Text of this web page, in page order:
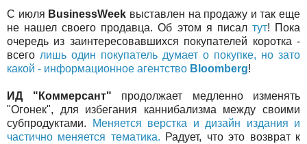
С июля BusinessWeek выставлен на продажу и так еще
не нашел своего продавца. Об этом я писал тут! Пока
очередь из заинтересовавшихся покупателей коротка -
всего лишь один покупатель думает о покупке, но зато
какой - информационное агентство Bloomberg!
ИД "Коммерсант" продолжает медленно изменять
"Огонек", для избегания каннибализма между своими
субпродуктами.
Меняется верстка и дизайн издания и
частично меняется тематика. Радует, что это возврат к